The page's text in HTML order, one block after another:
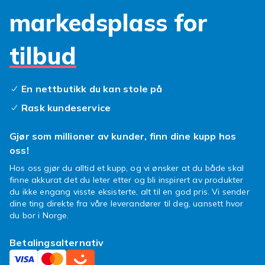
markedsplass for
tilbud
En nettbutikk du kan stole på
Rask kundeservice
Gjør som millioner av kunder, finn dine kupp hos
oss!
Hos oss gjør du alltid et kupp, og vi ønsker at du både skal
finne akkurat det du leter etter og bli inspirert av produkter
du ikke engang visste eksisterte, alt til en god pris. Vi sender
dine ting direkte fra våre leverandører til deg, uansett hvor
du bor i Norge.
Betalingsalternativ